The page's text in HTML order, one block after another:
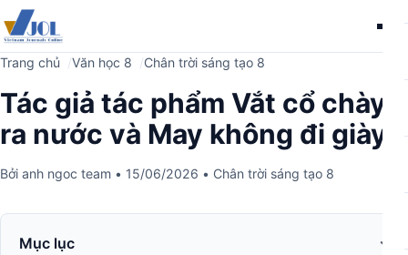
Trang chủ Văn học 8 Chân trời sáng tạo 8
Tác giả tác phẩm Vắt cổ chày
ra nước và May không đi giày
Bởi anh ngoc team • 15/06/2026 • Chân trời sáng tạo 8
Mục lục